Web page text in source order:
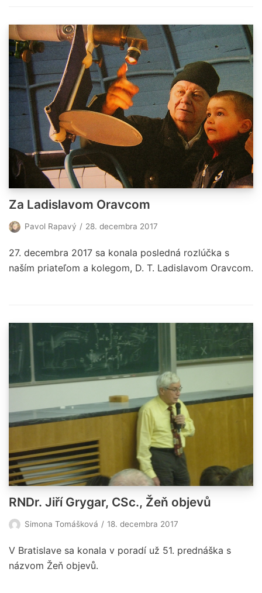
Za Ladislavom Oravcom
Pavol Rapavý 28. decembra 2017
27. decembra 2017 sa konala posledná rozlúčka s
naším priateľom a kolegom, D. T. Ladislavom Oravcom.
RNDr. Jiří Grygar, CSc., Žeň objevů
Simona Tomášková 18. decembra 2017
V Bratislave sa konala v poradí už 51. prednáška s
názvom Žeň objevů.